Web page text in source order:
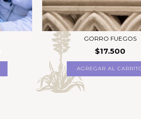
GORRO FUEGOS
$17.500